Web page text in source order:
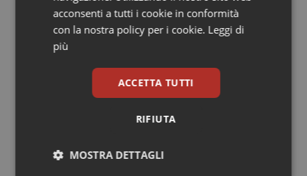
Salute orale & impianti
Sangue & coagulazione
Tumore ovarico
rinnovo contratto sanità privata”
West Nile. Rete Izs: “Sorveglianza e
Tracciabilità dei farmaci. Dal Ministero
febbraio 2027 l’adeguamento dei
acconsenti a tutti i cookie in conformità
con la nostra policy per i cookie. Leggi di
più
ACCETTA TUTTI
RIFIUTA
MOSTRA DETTAGLI